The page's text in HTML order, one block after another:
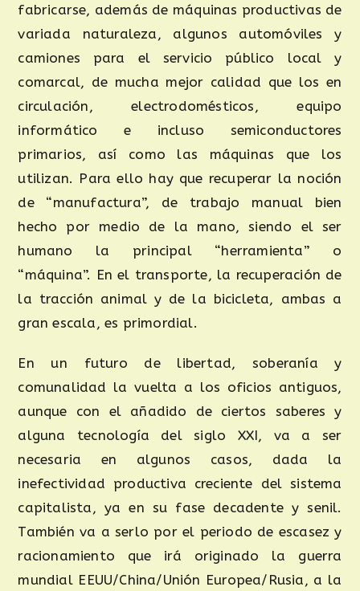
fabricarse, además de máquinas productivas de
variada naturaleza, algunos automóviles y
camiones para el servicio público local y
comarcal, de mucha mejor calidad que los en
circulación, electrodomésticos, equipo
informático e incluso semiconductores
primarios, así como las máquinas que los
utilizan. Para ello hay que recuperar la noción
de “manufactura”, de trabajo manual bien
hecho por medio de la mano, siendo el ser
humano la principal “herramienta” o
“máquina”. En el transporte, la recuperación de
la tracción animal y de la bicicleta, ambas a
gran escala, es primordial.
En un futuro de libertad, soberanía y
comunalidad la vuelta a los oficios antiguos,
aunque con el añadido de ciertos saberes y
alguna tecnología del siglo XXI, va a ser
necesaria en algunos casos, dada la
inefectividad productiva creciente del sistema
capitalista, ya en su fase decadente y senil.
También va a serlo por el periodo de escasez y
racionamiento que irá originado la guerra
mundial EEUU/China/Unión Europea/Rusia, a la